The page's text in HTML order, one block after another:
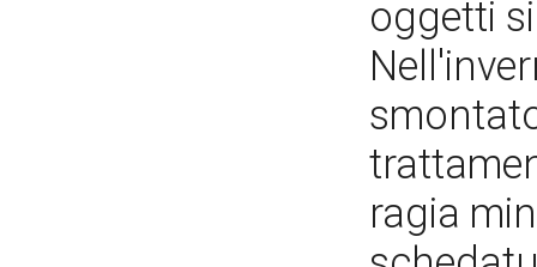
oggetti
ragia